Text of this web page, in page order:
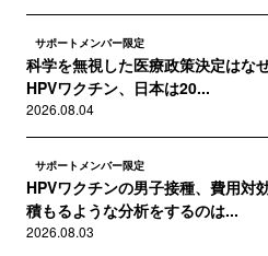
サポートメンバー限定
科学を無視した医療政策決定はな
HPVワクチン、日本は20...
2026.08.04
サポートメンバー限定
HPVワクチンの男子接種、費用対
積もるような分析をするのは...
2026.08.03